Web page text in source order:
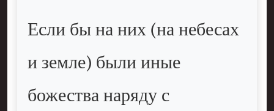
Если бы на них (на небесах
и земле) были иные
божества наряду с